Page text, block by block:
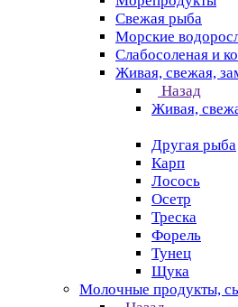
Свежая рыба
Морские
Слабосоленая и
Живая, свежая,
Назад
Живая,
Другая рыба
Карп
Лосось
Осетр
Треска
Форель
Тунец
Щука
Молочные продукты,